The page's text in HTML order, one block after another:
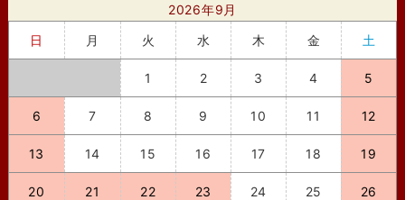
2026年9月
日
月 火 水 木 金 土
1 2 3 4 5
6 7 8 9 10 11 12
13 14 15 16 17 18 19
20 21 22 23 24 25 26